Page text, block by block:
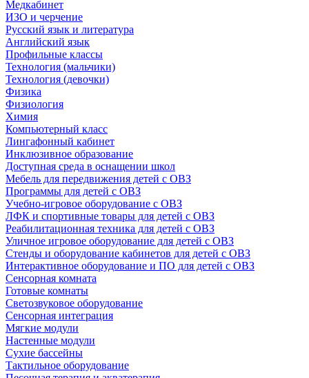
Медкабинет
ИЗО и черчение
Русский язык и литература
Английский язык
Профильные классы
Технология (мальчики)
Технология (девочки)
Физика
Физиология
Химия
Компьютерный класс
Лингафонный кабинет
Инклюзивное образование
Доступная среда в оснащении школ
Мебель для передвижения детей с ОВЗ
Программы для детей с ОВЗ
Учебно-игровое оборудование с ОВЗ
ЛФК и спортивные товары для детей с ОВЗ
Реабилитационная техника для детей с ОВЗ
Уличное игровое оборудование для детей с ОВЗ
Стенды и оборудование кабинетов для детей с ОВЗ
Интерактивное оборудование и ПО для детей с ОВЗ
Сенсорная комната
Готовые комнаты
Светозвуковое оборудование
Сенсорная интеграция
Мягкие модули
Настенные модули
Сухие бассейны
Тактильное оборудование